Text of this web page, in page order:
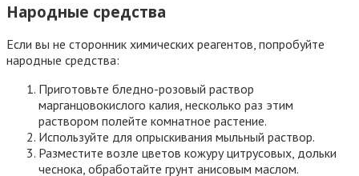
Народные средства
Если вы не сторонник химических реагентов, попробуйте
народные средства:
Приготовьте бледно-розовый раствор
марганцовокислого калия, несколько раз этим
раствором полейте комнатное растение.
Используйте для опрыскивания мыльный раствор.
Разместите возле цветов кожуру цитрусовых, дольки
чеснока, обработайте грунт анисовым маслом.